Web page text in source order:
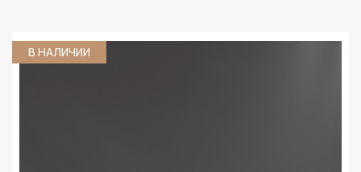
В НАЛИЧИИ